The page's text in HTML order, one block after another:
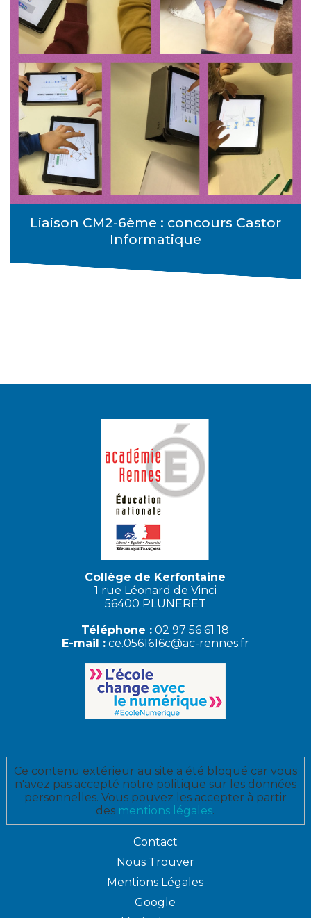
Liaison CM2-6ème : concours Castor
Informatique
Collège de Kerfontaine
1 rue Léonard de Vinci
56400 PLUNERET
Téléphone : 02 97 56 61 18
E-mail : ce.0561616c@ac-rennes.fr
Ce contenu extérieur au site a été bloqué car vous
n'avez pas accepté notre politique sur les données
personnelles. Vous pouvez les accepter à partir
des mentions légales.
Contact
Nous Trouver
Mentions Légales
Google